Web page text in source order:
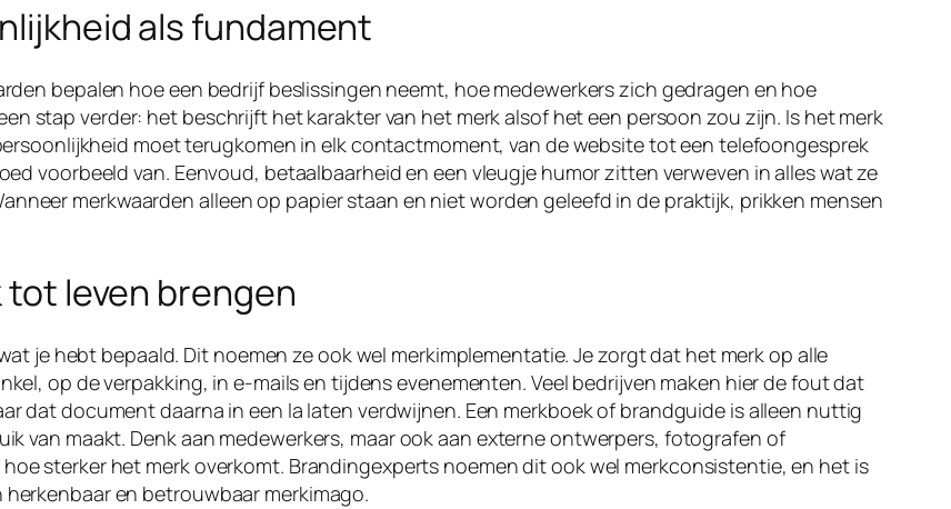
als fundament
bepalen hoe een bedrijf beslissingen neemt, hoe medewerkers zich gedragen en hoe
stap verder: het beschrijft het karakter van het merk alsof het een persoon zou zijn. Is het merk
moet terugkomen in elk contactmoment, van de website tot een telefoongesprek
voorbeeld van. Eenvoud, betaalbaarheid en een vleugje humor zitten verweven in alles wat ze
merkwaarden alleen op papier staan en niet worden geleefd in de praktijk, prikken mensen
leven brengen
je hebt bepaald. Dit noemen ze ook wel merkimplementatie. Je zorgt dat het merk op alle
op de verpakking, in e-mails en tijdens evenementen. Veel bedrijven maken hier de fout dat
dat document daarna in een la laten verdwijnen. Een merkboek of brandguide is alleen nuttig
van maakt. Denk aan medewerkers, maar ook aan externe ontwerpers, fotografen of
sterker het merk overkomt. Brandingexperts noemen dit ook wel merkconsistentie, en het is
en betrouwbaar merkimago.